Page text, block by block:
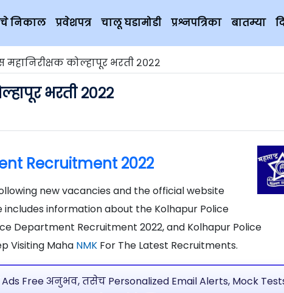
निकाल प्रवेशपत्र चालू घडामोडी प्रश्नपत्रिका बातम्या
महानिरीक्षक कोल्हापूर भरती २०२२
भरती २०२२
Recruitment 2022
new vacancies and the official website
includes information about the Kolhapur Police
Department Recruitment 2022, and Kolhapur Police
Visiting Maha NMK For The Latest Recruitments.
Free अनुभव, तसेच Personalized Email Alerts, Mock